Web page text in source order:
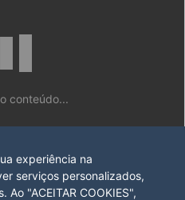
experiência na
serviços personalizados,
Ao "ACEITAR COOKIES",
conteúdo...